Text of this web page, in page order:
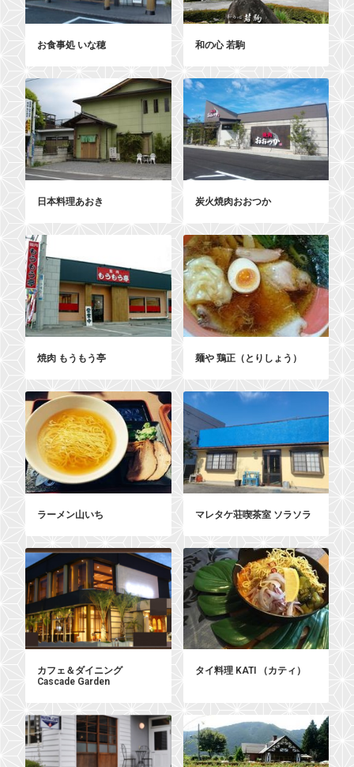
お食事処 いな穂 和の心 若駒
日本料理あおき 炭火焼肉おおつか
焼肉 もうもう亭 麺や 鶏正（とりしょう）
ラーメン山いち マレタケ荘喫茶室 ソラソラ
カフェ＆ダイニング
Cascade Garden
タイ料理 KATI （カティ）